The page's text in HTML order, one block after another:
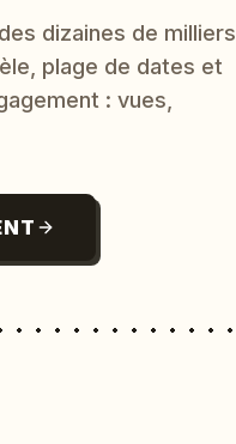
dizaines de milliers
plage de dates et
: vues,